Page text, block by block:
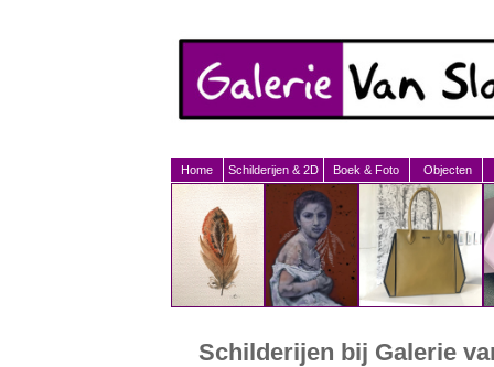
Home Schilderijen & 2D Boek & Foto Objecten
Schilderijen bij Galerie